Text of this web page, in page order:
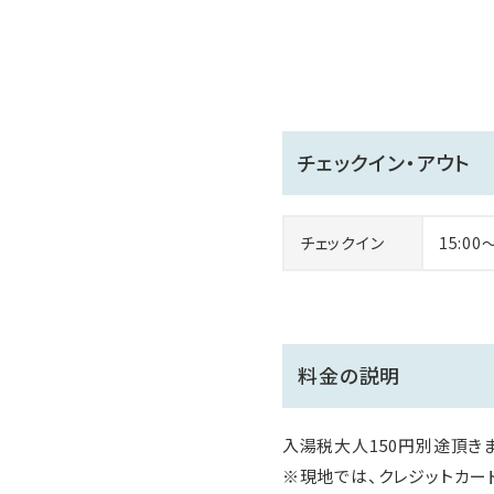
チェックイン・アウト
チェックイン 15:00
料金の説明
入湯税大人150円別途頂き
※現地では、クレジットカ